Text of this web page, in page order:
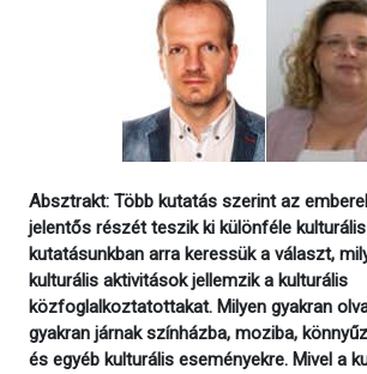
Absztrakt: Több kutatás szerint az
jelentős részét teszik ki különféle
kutatásunkban arra keressük a választ,
kulturális aktivitások jellemzik a kulturális
közfoglalkoztatottakat. Milyen gyakran
gyakran járnak színházba, moziba,
és egyéb kulturális eseményekre. Mivel a